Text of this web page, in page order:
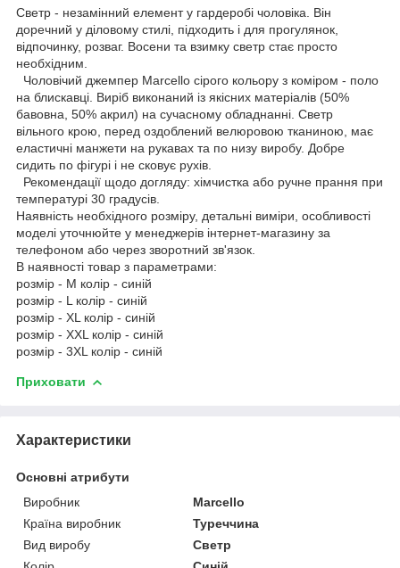
Светр - незамінний елемент у гардеробі чоловіка. Він
доречний у діловому стилі, підходить і для прогулянок,
відпочинку, розваг. Восени та взимку светр стає просто
необхідним.
Чоловічий джемпер Marcello сірого кольору з коміром - поло
на блискавці. Виріб виконаний із якісних матеріалів (50%
бавовна, 50% акрил) на сучасному обладнанні. Светр
вільного крою, перед оздоблений велюровою тканиною, має
еластичні манжети на рукавах та по низу виробу. Добре
сидить по фігурі і не сковує рухів.
Рекомендації щодо догляду: хімчистка або ручне прання при
температурі 30 градусів.
Наявність необхідного розміру, детальні виміри, особливості
моделі уточнюйте у менеджерів інтернет-магазину за
телефоном або через зворотний зв'язок.
В наявності товар з параметрами:
розмір - M колір - синій
розмір - L колір - синій
розмір - XL колір - синій
розмір - XXL колір - синій
розмір - 3XL колір - синій
Приховати
Характеристики
Основні атрибути
Виробник
Marcello
Країна виробник
Туреччина
Вид виробу
Светр